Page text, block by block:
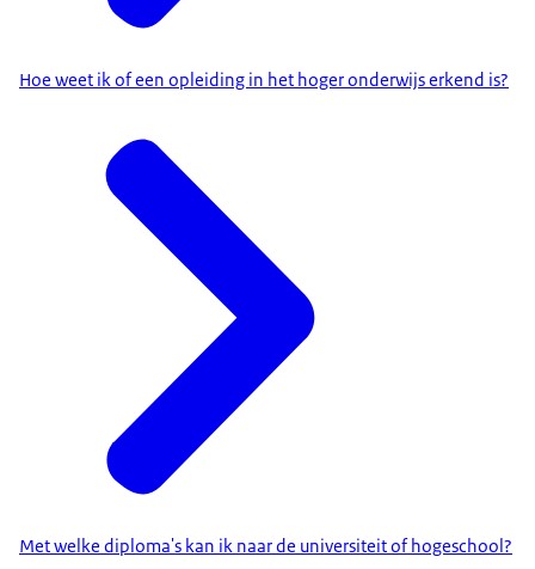
Hoe weet ik of een opleiding in het hoger onderwijs erkend is?
Met welke diploma's kan ik naar de universiteit of hogeschool?